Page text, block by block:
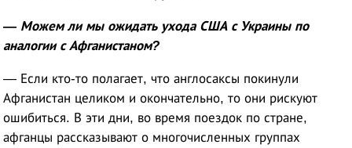
— Можем ли мы ожидать ухода США с Украины по
аналогии с Афганистаном?
— Если кто-то полагает, что англосаксы покинули
Афганистан целиком и окончательно, то они рискуют
ошибиться. В эти дни, во время поездок по стране,
афганцы рассказывают о многочисленных группах